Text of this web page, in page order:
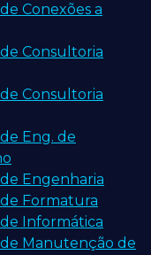
Conexões a
Consultoria
Consultoria
Eng. de
Engenharia
Formatura
Informática
Manutenção de